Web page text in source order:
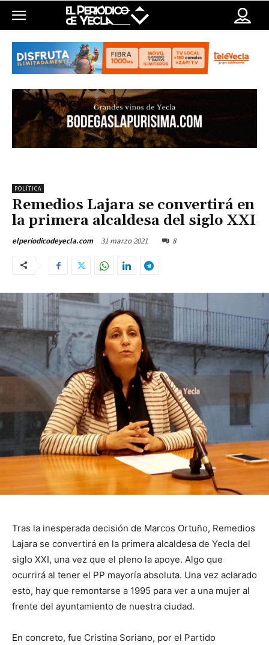
POLÍTICA
Remedios Lajara se convertirá en
la primera alcaldesa del siglo XXI
elperiodicodeyecla.com 31 marzo 2021 8
Tras la inesperada decisión de Marcos Ortuño, Remedios
Lajara se convertirá en la primera alcaldesa de Yecla del
siglo XXI, una vez que el pleno la apoye. Algo que
ocurrirá al tener el PP mayoría absoluta. Una vez aclarado
esto, hay que remontarse a 1995 para ver a una mujer al
frente del ayuntamiento de nuestra ciudad.
En concreto, fue Cristina Soriano, por el Partido